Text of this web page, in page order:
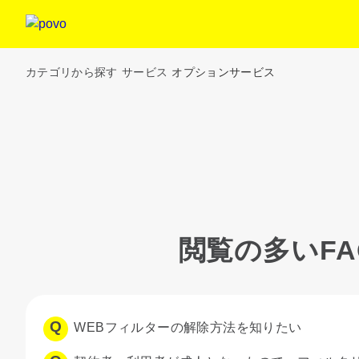
カテゴリから探す サービス オプションサービス
閲覧の多い
WEBフィルターの解除方法を知りたい